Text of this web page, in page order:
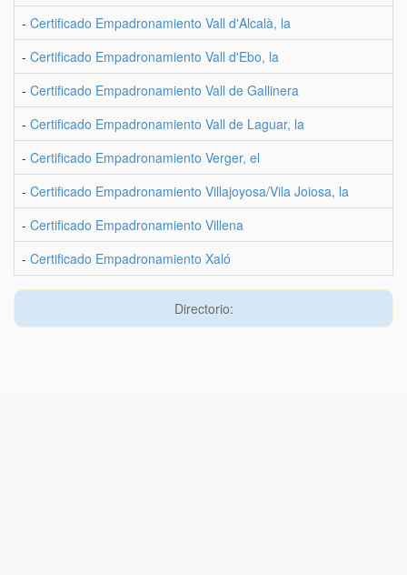
- Certificado Empadronamiento Vall d'Alcalà, la
- Certificado Empadronamiento Vall d'Ebo, la
- Certificado Empadronamiento Vall de Gallinera
- Certificado Empadronamiento Vall de Laguar, la
- Certificado Empadronamiento Verger, el
- Certificado Empadronamiento Villajoyosa/Vila Joiosa, la
- Certificado Empadronamiento Villena
- Certificado Empadronamiento Xaló
Directorio: